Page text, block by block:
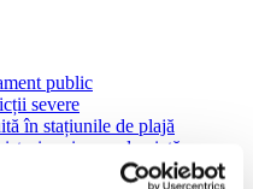
public
severe
în stațiunile de plajă
și zone de viață